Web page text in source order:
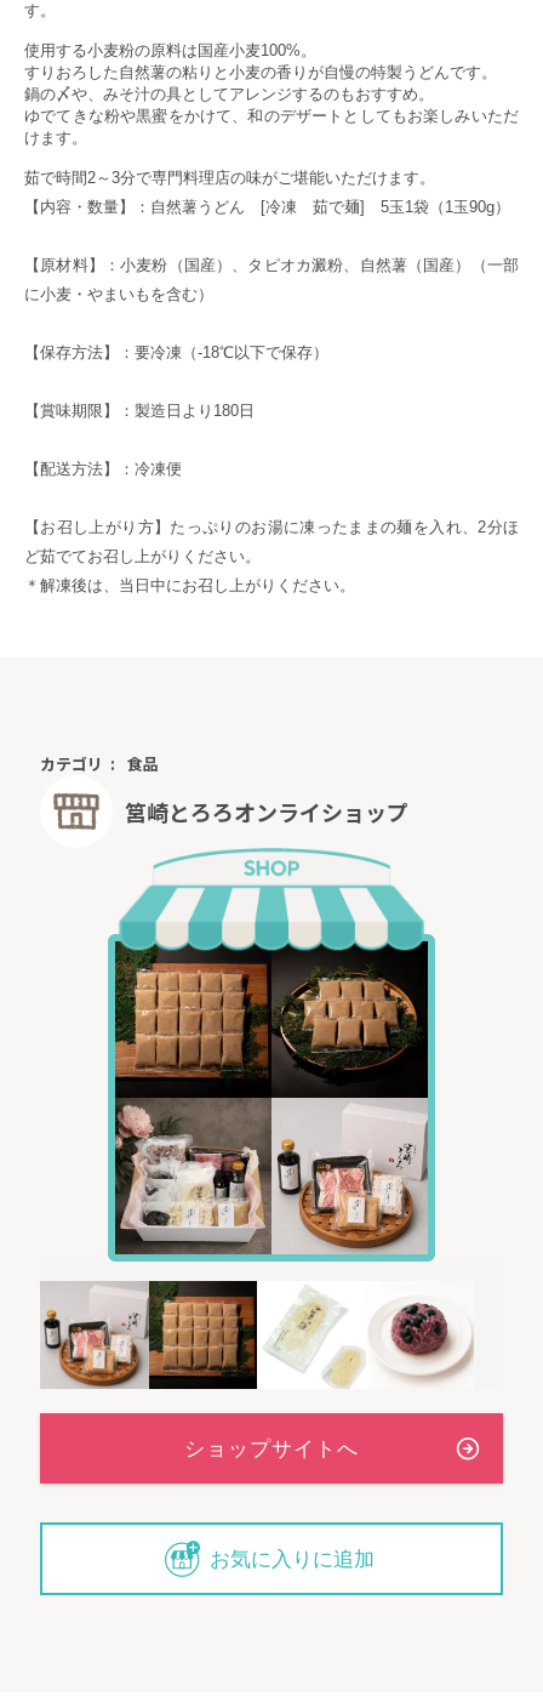
す。
使用する小麦粉の原料は国産小麦100%。
すりおろした自然薯の粘りと小麦の香りが自慢の特製うどんです。
鍋の〆や、みそ汁の具としてアレンジするのもおすすめ。
ゆでてきな粉や黒蜜をかけて、和のデザートとしてもお楽しみいただ
けます。
茹で時間2～3分で専門料理店の味がご堪能いただけます。
【内容・数量】：自然薯うどん [冷凍 茹で麺] 5玉1袋（1玉90g）
【原材料】：小麦粉（国産）、タピオカ澱粉、自然薯（国産）（一部
に小麦・やまいもを含む）
【保存方法】：要冷凍（-18℃以下で保存）
【賞味期限】：製造日より180日
【配送方法】：冷凍便
【お召し上がり方】たっぷりのお湯に凍ったままの麺を入れ、2分ほ
ど茹でてお召し上がりください。
＊解凍後は、当日中にお召し上がりください。
カテゴリ 食品
筥崎とろろオンライショップ
お気に入りに追加